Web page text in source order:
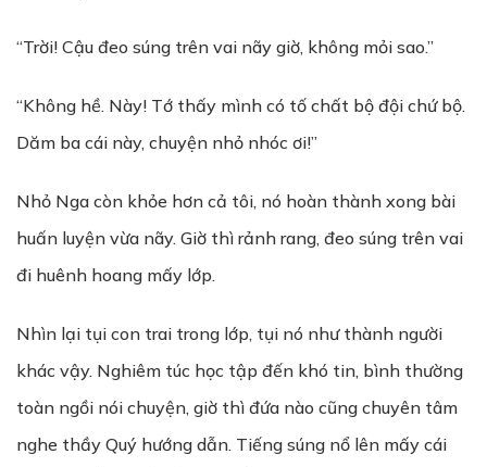
“Trời! Cậu đeo súng trên vai nãy giờ, không mỏi sao.”
“Không hề. Này! Tớ thấy mình có tố chất bộ đội chứ bộ.
Dăm ba cái này, chuyện nhỏ nhóc ơi!”
Nhỏ Nga còn khỏe hơn cả tôi, nó hoàn thành xong bài
huấn luyện vừa nãy. Giờ thì rảnh rang, đeo súng trên vai
đi huênh hoang mấy lớp.
Nhìn lại tụi con trai trong lớp, tụi nó như thành người
khác vậy. Nghiêm túc học tập đến khó tin, bình thường
toàn ngồi nói chuyện, giờ thì đứa nào cũng chuyên tâm
nghe thầy Quý hướng dẫn. Tiếng súng nổ lên mấy cái